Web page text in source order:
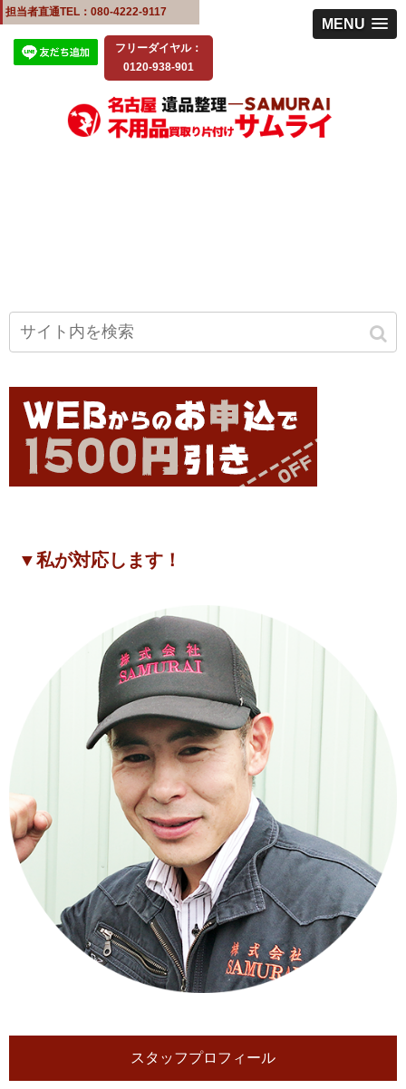
MENU
担当者直通TEL：080-4222-9117
フリーダイヤル：
0120-938-901
▼私が対応します！
スタッフプロフィール